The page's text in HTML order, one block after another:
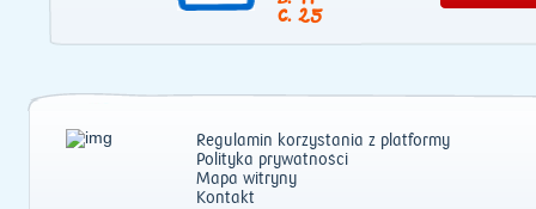
25
Regulamin korzystania z platformy
Polityka prywatności
Mapa witryny
Kontakt